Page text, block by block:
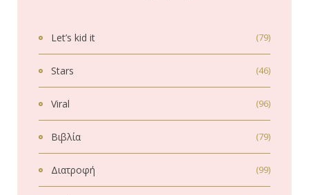
Let’s kid it (79)
Stars (46)
Viral (96)
Βιβλία (79)
Διατροφή (99)